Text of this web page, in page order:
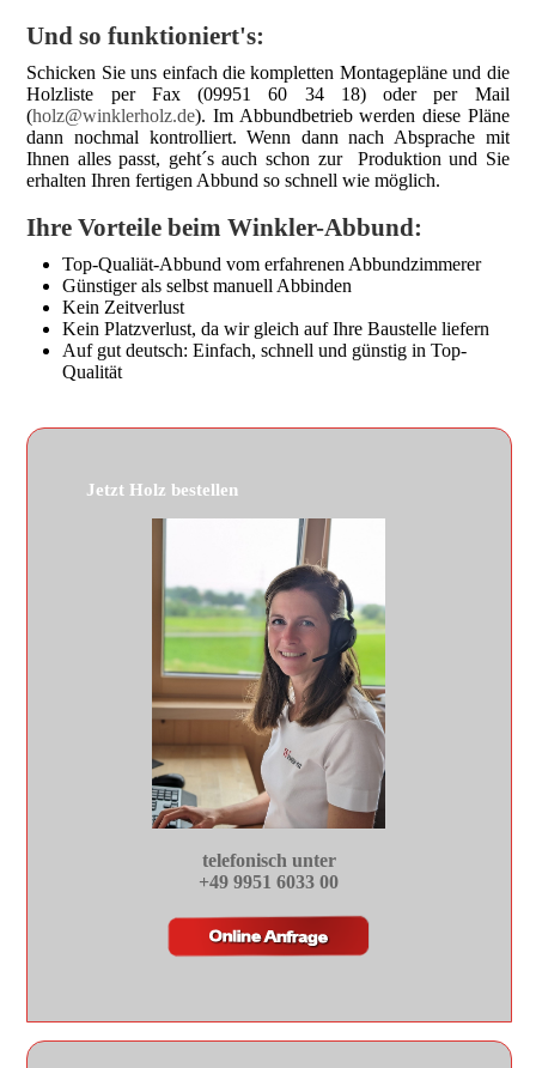
Und so funktioniert's:
Schicken Sie uns einfach die kompletten Montagepläne und die
Holzliste per Fax (09951 60 34 18) oder per Mail
(holz@winklerholz.de). Im Abbundbetrieb werden diese Pläne
dann nochmal kontrolliert. Wenn dann nach Absprache mit
Ihnen alles passt, geht´s auch schon zur Produktion und Sie
erhalten Ihren fertigen Abbund so schnell wie möglich.
Ihre Vorteile beim Winkler-Abbund:
Top-Qualiät-Abbund vom erfahrenen Abbundzimmerer
Günstiger als selbst manuell Abbinden
Kein Zeitverlust
Kein Platzverlust, da wir gleich auf Ihre Baustelle liefern
Auf gut deutsch: Einfach, schnell und günstig in Top-
Qualität
Jetzt Holz bestellen
telefonisch unter
+49 9951 6033 00